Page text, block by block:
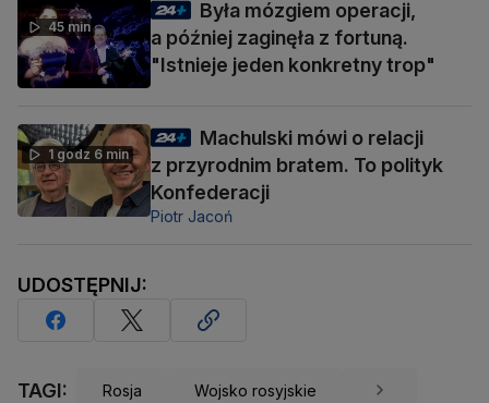
45 min
Była mózgiem operacji,
a później zaginęła z fortuną.
"Istnieje jeden konkretny trop"
1 godz 6 min
Machulski mówi o relacji
z przyrodnim bratem. To polityk
Konfederacji
Piotr Jacoń
UDOSTĘPNIJ:
TAGI: Rosja Wojsko rosyjskie